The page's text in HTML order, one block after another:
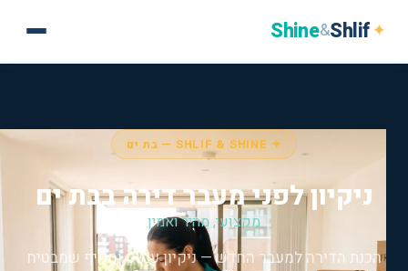
✦
Shlif
&
Shine
✦ SHLIF & SHINE — בת ים
ניקיון לפני מעבר דירה בבת ים
מקצועי, מהיר ואמין
הכנת הדירה למעבר החדש — ניקיון עמוק ומקיף שמבטיח